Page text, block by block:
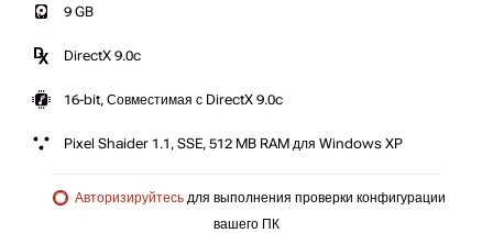
9 GB
DirectX 9.0c
16-bit, Совместимая с DirectX 9.0c
Pixel Shaider 1.1, SSE, 512 MB RAM для Windows XP
Авторизируйтесь для выполнения проверки конфигурации
вашего ПК